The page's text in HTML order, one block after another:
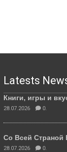
Latests
Книги, игры и
28.07.2026 0.
Со Всей
28.07.2026 0.